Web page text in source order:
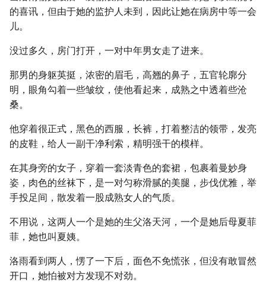
的喜讯，但由于她的监护人未到，因此让她在病房中等一会
儿。
没过多久，房门打开，一对中年男女走了进来。
那男的身躯英挺，浓密的眉毛，高翘的鼻子，五官轮廓分
明，眼角勾着一些皱纹，使他看起来，成熟之中透着些沧
桑。
他穿着很正式，黑色的西服，长裤，打着整洁的领带，发亮
的皮鞋，给人一副干净利索，精明强干的模样。
在其身旁的女子，穿着一套淡青色的套裙，包裹着曼妙身
姿，肉色的丝袜下，是一对匀称滑腻的美腿，步伐优雅，举
手投足间，散发着一股成熟女人的气质。
不用说，这两人一个是她的生父洛天河，一个是她后母夏菲
菲，她也叫夏姨。
洛雨看到两人，愣了一下后，面色不免慌张，但没有敢冒然
开口，她怕被对方发现不对劲。